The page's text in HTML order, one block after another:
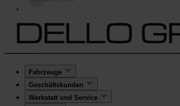
Fahrzeuge
Geschäftskunden
Werkstatt und Service